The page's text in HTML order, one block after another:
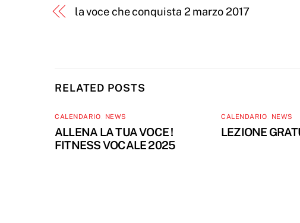
la voce che conquista 2 marzo 2017
RELATED POSTS
CALENDARIO NEWS
ALLENA LA TUA VOCE !
FITNESS VOCALE 2025
CALENDARIO NEWS
LEZIONE